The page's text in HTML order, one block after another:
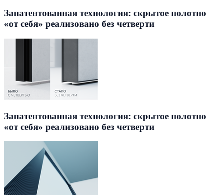
Запатентованная технология: скрытое полотно
«от себя» реализовано без четверти
Запатентованная технология: скрытое полотно
«от себя» реализовано без четверти